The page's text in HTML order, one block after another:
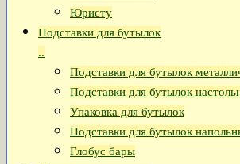
Юристу
Подставки для бутылок
..
Подставки для бутылок
Подставки для бутылок
Упаковка для бутылок
Подставки для бутылок
Глобус бары